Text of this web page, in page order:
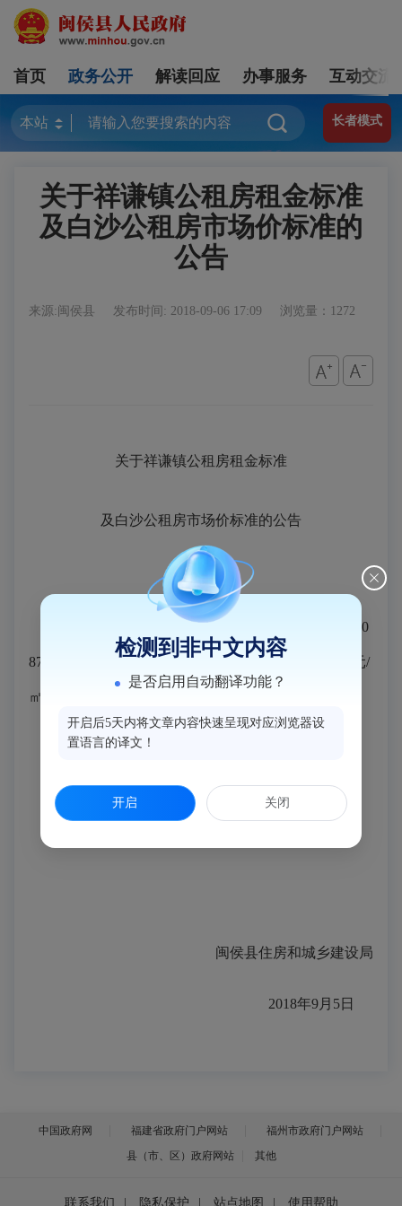
首页 政务公开 解读回应 办事服务 互动交流
长者模式
关于祥谦镇公租房租金标准
及白沙公租房市场价标准的
公告
来源:闽侯县 发布时间: 2018-09-06 17:09 浏览量：1272
关于祥谦镇公租房租金标准
及白沙公租房市场价标准的公告
为加强我县公租房管理，根据魏邦仲批（转） 10
87号及1088号文件精神，祥谦镇公租房租金标准为 6元/
㎡/月，白沙公租房市场价标准
特此公告
闽侯县住房和城乡建设局
2018年9月5日
中国政府网 福建省政府门户网站
福州市政府门户网站
县（市、区）政府网站
其他
联系我们 隐私保护 站点地图 使用帮助
检测到非中文内容
是否启用自动翻译功能？
开启后5天内将文章内容快速呈现对应浏览器设
置语言的译文！
开启 关闭